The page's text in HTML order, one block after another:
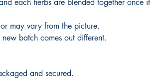
each herbs are blended together once it
may vary from the picture.
batch comes out different.
and secured.